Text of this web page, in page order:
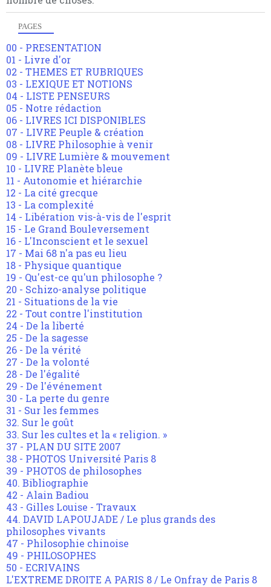
PAGES
00 - PRESENTATION
01 - Livre d'or
02 - THEMES ET RUBRIQUES
03 - LEXIQUE ET NOTIONS
04 - LISTE PENSEURS
05 - Notre rédaction
06 - LIVRES ICI DISPONIBLES
07 - LIVRE Peuple & création
08 - LIVRE Philosophie à venir
09 - LIVRE Lumière & mouvement
10 - LIVRE Planète bleue
11 - Autonomie et hiérarchie
12 - La cité grecque
13 - La complexité
14 - Libération vis-à-vis de l'esprit
15 - Le Grand Bouleversement
16 - L'Inconscient et le sexuel
17 - Mai 68 n'a pas eu lieu
18 - Physique quantique
19 - Qu'est-ce qu'un philosophe ?
20 - Schizo-analyse politique
21 - Situations de la vie
22 - Tout contre l'institution
24 - De la liberté
25 - De la sagesse
26 - De la vérité
27 - De la volonté
28 - De l'égalité
29 - De l'événement
30 - La perte du genre
31 - Sur les femmes
32. Sur le goût
33. Sur les cultes et la « religion. »
37 - PLAN DU SITE 2007
38 - PHOTOS Université Paris 8
39 - PHOTOS de philosophes
40. Bibliographie
42 - Alain Badiou
43 - Gilles Louise - Travaux
44. DAVID LAPOUJADE / Le plus grands des
philosophes vivants
47 - Philosophie chinoise
49 - PHILOSOPHES
50 - ECRIVAINS
L'EXTREME DROITE A PARIS 8 / Le Onfray de Paris 8